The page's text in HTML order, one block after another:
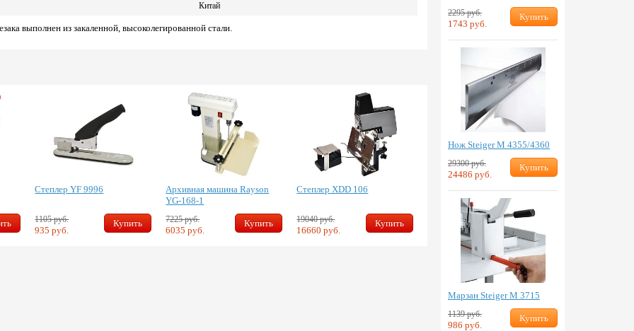
Китай
выполнен из закаленной, высоколегированной стали.
Степлер YF 9996
1105 руб.
935 руб.
Купить
Архивная машина Rayson
YG-168-1
7225 руб.
6035 руб.
Купить
Степлер XDD 106
19040 руб.
16660 руб.
Купить
2295 руб.
1743 руб.
Купить
Нож Steiger M 4355/4360
29300 руб.
24486 руб.
Купить
Марзан Steiger M 3715
1139 руб.
986 руб.
Купить